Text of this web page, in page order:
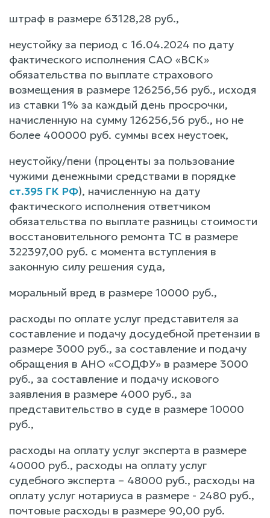
штраф в размере 63128,28 руб.,
неустойку за период с 16.04.2024 по дату
фактического исполнения САО «ВСК»
обязательства по выплате страхового
возмещения в размере 126256,56 руб., исходя
из ставки 1% за каждый день просрочки,
начисленную на сумму 126256,56 руб., но не
более 400000 руб. суммы всех неустоек,
неустойку/пени (проценты за пользование
чужими денежными средствами в порядке
ст.395 ГК РФ), начисленную на дату
фактического исполнения ответчиком
обязательства по выплате разницы стоимости
восстановительного ремонта ТС в размере
322397,00 руб. с момента вступления в
законную силу решения суда,
моральный вред в размере 10000 руб.,
расходы по оплате услуг представителя за
составление и подачу досудебной претензии в
размере 3000 руб., за составление и подачу
обращения в АНО «СОДФУ» в размере 3000
руб., за составление и подачу искового
заявления в размере 4000 руб., за
представительство в суде в размере 10000
руб.,
расходы на оплату услуг эксперта в размере
40000 руб., расходы на оплату услуг
судебного эксперта – 48000 руб., расходы на
оплату услуг нотариуса в размере - 2480 руб.,
почтовые расходы в размере 90,00 руб.